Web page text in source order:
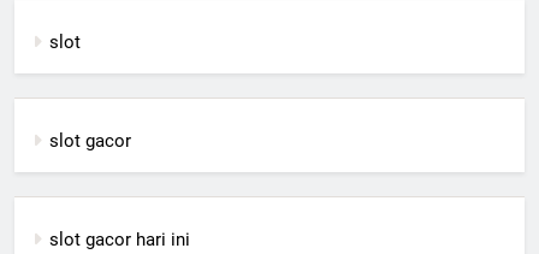
slot
slot gacor
slot gacor hari ini